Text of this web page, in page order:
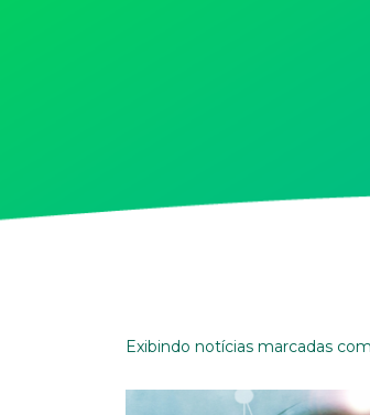
Exibindo notícias marcadas